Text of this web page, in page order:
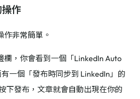
作
作非常簡單。
欄，你會看到一個「LinkedIn Auto
一個「發布時同步到 LinkedIn」的
下發布，文章就會自動出現在你的